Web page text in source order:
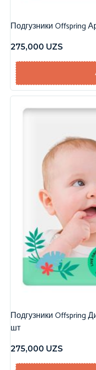
Подгузники Offspring
275,000 UZS
Подгузники Offspring
шт
275,000 UZS